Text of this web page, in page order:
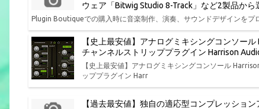
ウェア「Bitwig Studio 8-Track」など2製品から
Plugin Boutiqueでの購入時に音楽制作、演奏、サウンドデザインを
【史上最安値】アナログミキシングコンソー
チャンネルストリッププラグイン Harrison
【史上最安値】アナログミキシングコンソール
ッププラグイン Harr
【過去最安値】独自の適応型コンプレッショ